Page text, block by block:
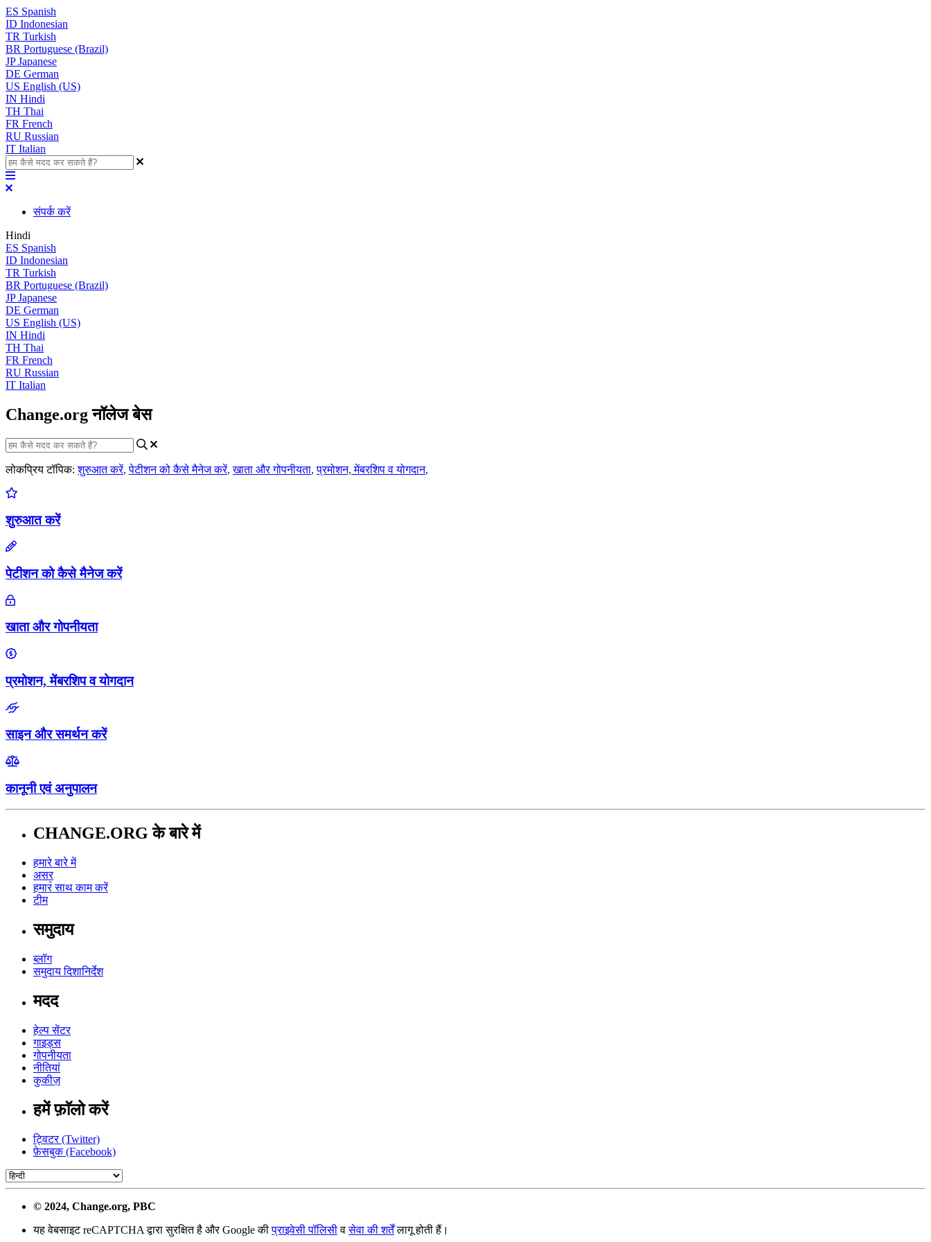
ES Spanish
ID Indonesian
TR Turkish
BR Portuguese (Brazil)
JP Japanese
DE German
US English (US)
IN Hindi
TH Thai
FR French
RU Russian
IT Italian
संपर्क करें
Hindi
ES Spanish
ID Indonesian
TR Turkish
BR Portuguese (Brazil)
JP Japanese
DE German
US English (US)
IN Hindi
TH Thai
FR French
RU Russian
IT Italian
Change.org नॉलेज बेस
लोकप्रिय टॉपिक: शुरुआत करें, पेटीशन को कैसे मैनेज करें, खाता और गोपनीयता, प्रमोशन, मेंबरशिप व योगदान,
शुरुआत करें
पेटीशन को कैसे मैनेज करें
खाता और गोपनीयता
प्रमोशन, मेंबरशिप व योगदान
साइन और समर्थन करें
कानूनी एवं अनुपालन
CHANGE.ORG के बारे में
हमारे बारे में
असर
हमार॓ साथ काम करें
टीम
समुदाय
ब्लॉग
समुदाय दिशानिर्देश
मदद
हेल्प सेंटर
गाइड्स
गोपनीयता
नीतियां
कुकीज़
हमें फ़ाॅलो करें
ट्विटर (Twitter)
फ़ेसबुक (Facebook)
© 2024, Change.org, PBC
यह वेबसाइट reCAPTCHA द्वारा सुरक्षित है और Google कीप्राइवेसी पॉलिसीवसेवा की शर्तेंलागू होती हैं।